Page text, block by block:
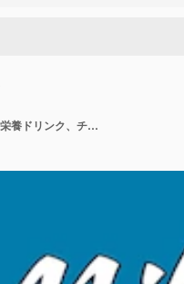
乳製品はインフォグラフィックをベクトルします。新鮮な牛乳、栄養ドリンク、チーズのイラスト